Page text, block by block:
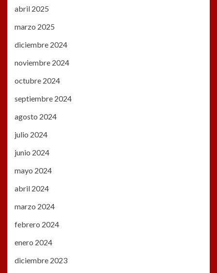
abril 2025
marzo 2025
diciembre 2024
noviembre 2024
octubre 2024
septiembre 2024
agosto 2024
julio 2024
junio 2024
mayo 2024
abril 2024
marzo 2024
febrero 2024
enero 2024
diciembre 2023